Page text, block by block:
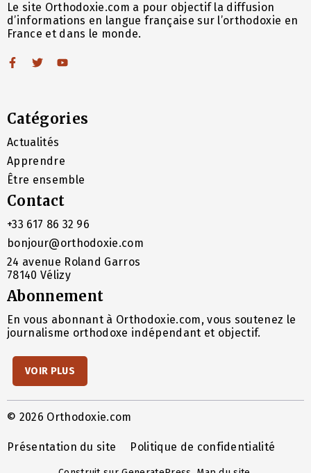
Le site Orthodoxie.com a pour objectif la diffusion
d’informations en langue française sur l’orthodoxie en
France et dans le monde.
Catégories
Actualités
Apprendre
Être ensemble
Contact
+33 617 86 32 96
bonjour@orthodoxie.com
24 avenue Roland Garros
78140 Vélizy
Abonnement
En vous abonnant à Orthodoxie.com, vous soutenez le
journalisme orthodoxe indépendant et objectif.
VOIR PLUS
© 2026 Orthodoxie.com
Présentation du site Politique de confidentialité